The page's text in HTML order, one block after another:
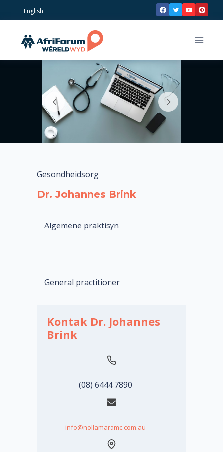
English
Gesondheidsorg
Dr. Johannes Brink
Algemene praktisyn
General practitioner
Kontak Dr. Johannes
Brink
(08) 6444 7890
info@nollamaramc.com.au